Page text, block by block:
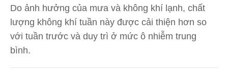
Do ảnh hưởng của mưa và không khí lạnh, chất
lượng không khí tuần này được cải thiện hơn so
với tuần trước và duy trì ở mức ô nhiễm trung
bình.